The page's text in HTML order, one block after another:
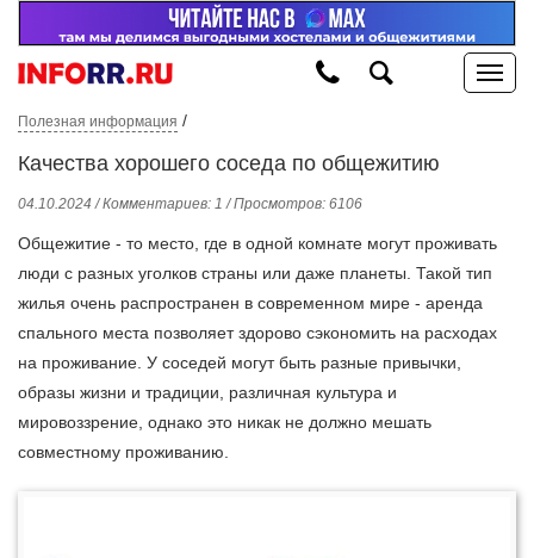
Полезная информация /
Качества хорошего соседа по общежитию
04.10.2024 / Комментариев: 1 / Просмотров: 6106
Общежитие - то место, где в одной комнате могут проживать
люди с разных уголков страны или даже планеты. Такой тип
жилья очень распространен в современном мире - аренда
спального места позволяет здорово сэкономить на расходах
на проживание. У соседей могут быть разные привычки,
образы жизни и традиции, различная культура и
мировоззрение, однако это никак не должно мешать
совместному проживанию.